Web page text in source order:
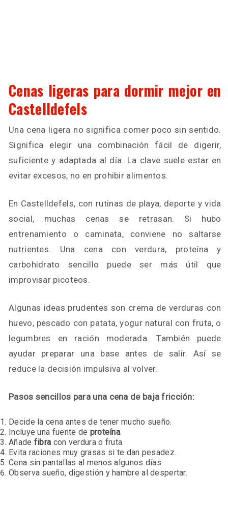
Cenas ligeras para dormir mejor en
Castelldefels
Una cena ligera no significa comer poco sin sentido.
Significa elegir una combinación fácil de digerir,
suficiente y adaptada al día. La clave suele estar en
evitar excesos, no en prohibir alimentos.
En Castelldefels, con rutinas de playa, deporte y vida
social, muchas cenas se retrasan. Si hubo
entrenamiento o caminata, conviene no saltarse
nutrientes. Una cena con verdura, proteína y
carbohidrato sencillo puede ser más útil que
improvisar picoteos.
Algunas ideas prudentes son crema de verduras con
huevo, pescado con patata, yogur natural con fruta, o
legumbres en ración moderada. También puede
ayudar preparar una base antes de salir. Así se
reduce la decisión impulsiva al volver.
Pasos sencillos para una cena de baja fricción:
Decide la cena antes de tener mucho sueño.
Incluye una fuente de proteína.
Añade fibra con verdura o fruta.
Evita raciones muy grasas si te dan pesadez.
Cena sin pantallas al menos algunos días.
Observa sueño, digestión y hambre al despertar.